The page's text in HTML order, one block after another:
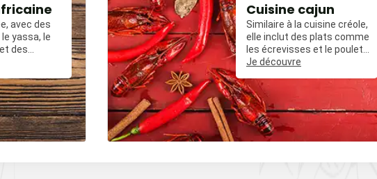
avec des
yassa, le
des
avec du
Cuisine cajun
Similaire à la cuisine créole,
elle inclut des plats comme
les écrevisses et le poulet
frit épicé.
Je découvre